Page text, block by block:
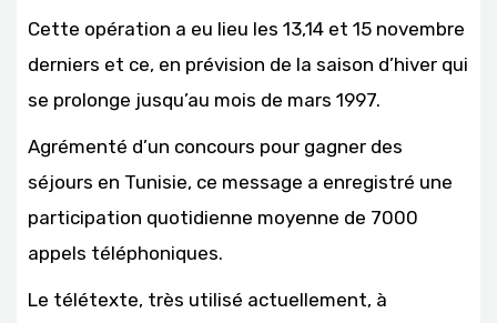
Cette opération a eu lieu les 13,14 et 15 novembre
derniers et ce, en prévision de la saison d’hiver qui
se prolonge jusqu’au mois de mars 1997.
Agrémenté d’un concours pour gagner des
séjours en Tunisie, ce message a enregistré une
participation quotidienne moyenne de 7000
appels téléphoniques.
Le télétexte, très utilisé actuellement, à